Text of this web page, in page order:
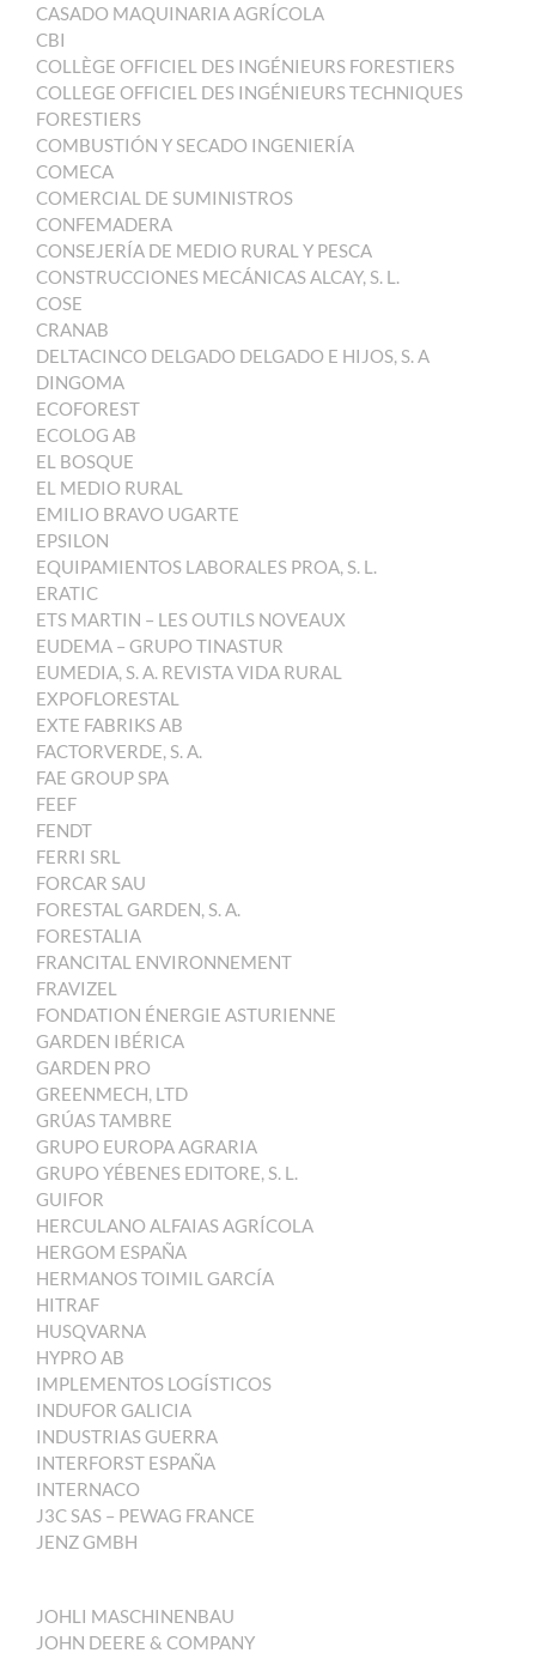
CASADO MAQUINARIA AGRÍCOLA
CBI
COLLÈGE OFFICIEL DES INGÉNIEURS FORESTIERS
COLLEGE OFFICIEL DES INGÉNIEURS TECHNIQUES
FORESTIERS
COMBUSTIÓN Y SECADO INGENIERÍA
COMECA
COMERCIAL DE SUMINISTROS
CONFEMADERA
CONSEJERÍA DE MEDIO RURAL Y PESCA
CONSTRUCCIONES MECÁNICAS ALCAY, S. L.
COSE
CRANAB
DELTACINCO DELGADO DELGADO E HIJOS, S. A
DINGOMA
ECOFOREST
ECOLOG AB
EL BOSQUE
EL MEDIO RURAL
EMILIO BRAVO UGARTE
EPSILON
EQUIPAMIENTOS LABORALES PROA, S. L.
ERATIC
ETS MARTIN – LES OUTILS NOVEAUX
EUDEMA – GRUPO TINASTUR
EUMEDIA, S. A. REVISTA VIDA RURAL
EXPOFLORESTAL
EXTE FABRIKS AB
FACTORVERDE, S. A.
FAE GROUP SPA
FEEF
FENDT
FERRI SRL
FORCAR SAU
FORESTAL GARDEN, S. A.
FORESTALIA
FRANCITAL ENVIRONNEMENT
FRAVIZEL
FONDATION ÉNERGIE ASTURIENNE
GARDEN IBÉRICA
GARDEN PRO
GREENMECH, LTD
GRÚAS TAMBRE
GRUPO EUROPA AGRARIA
GRUPO YÉBENES EDITORE, S. L.
GUIFOR
HERCULANO ALFAIAS AGRÍCOLA
HERGOM ESPAÑA
HERMANOS TOIMIL GARCÍA
HITRAF
HUSQVARNA
HYPRO AB
IMPLEMENTOS LOGÍSTICOS
INDUFOR GALICIA
INDUSTRIAS GUERRA
INTERFORST ESPAÑA
INTERNACO
J3C SAS – PEWAG FRANCE
JENZ GMBH
JOHLI MASCHINENBAU
JOHN DEERE & COMPANY